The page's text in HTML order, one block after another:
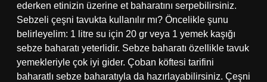
ederken etinizin üzerine et baharatını serpebilirsiniz.
Sebzeli çeşni tavukta kullanılır mı? Öncelikle şunu
belirleyelim: 1 litre su için 20 gr veya 1 yemek kaşığı
sebze baharatı yeterlidir. Sebze baharatı özellikle tavuk
yemekleriyle çok iyi gider. Çoban köftesi tarifini
baharatlı sebze baharatıyla da hazırlayabilirsiniz. Çeşni